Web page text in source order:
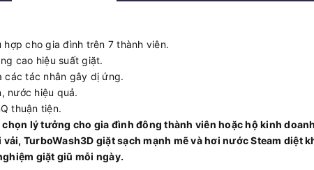
cho gia đình trên 7 thành viên.
cao hiệu suất giặt.
các tác nhân gây dị ứng.
nước hiệu quả.
thuận tiện.
lý tưởng cho gia đình đông thành viên hoặc hộ kinh
TurboWash3D giặt sạch mạnh mẽ và hơi nước Steam diệt
giặt giũ mỗi ngày.